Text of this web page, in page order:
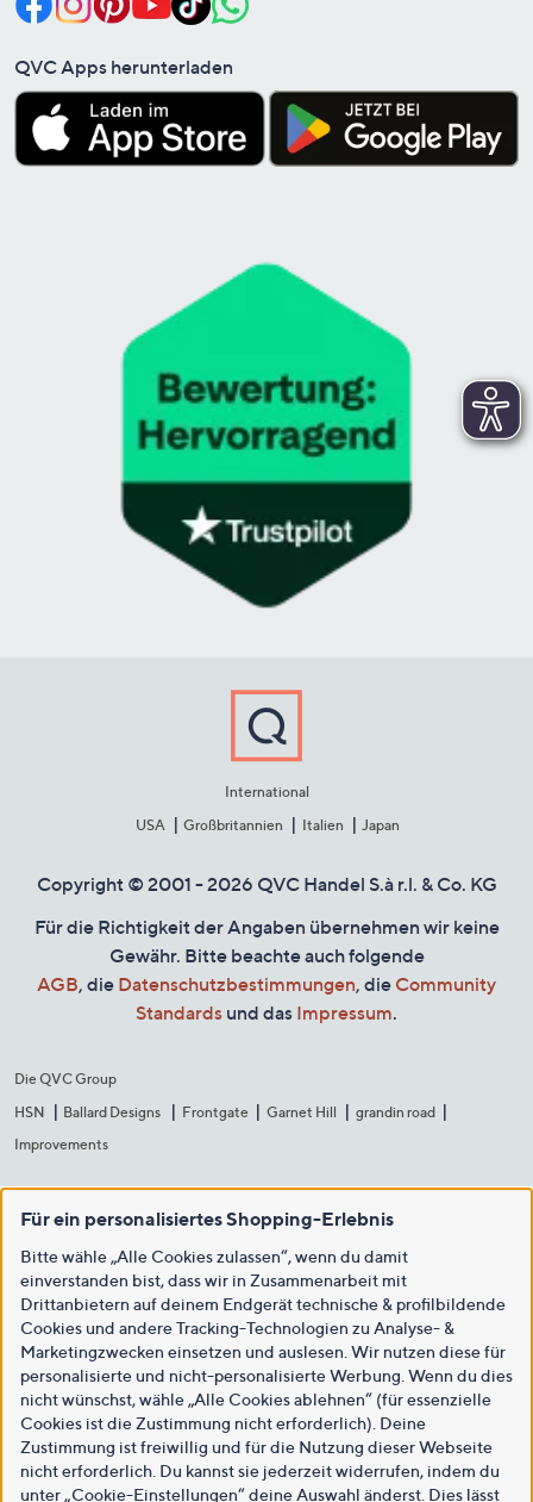
QVC Apps herunterladen
International
USA
Großbritannien Italien Japan
Copyright © 2001 - 2026 QVC Handel S.à r.l. & Co. KG
Für die Richtigkeit der Angaben übernehmen wir keine
Gewähr. Bitte beachte auch folgende
AGB, die Datenschutzbestimmungen, die Community
Standards und das Impressum.
Die QVC Group
HSN
Ballard Designs Frontgate Garnet Hill
grandin road
Improvements
Für ein personalisiertes Shopping-Erlebnis
Bitte wähle „Alle Cookies zulassen“, wenn du damit
einverstanden bist, dass wir in Zusammenarbeit mit
Drittanbietern auf deinem Endgerät technische & profilbildende
Cookies und andere Tracking-Technologien zu Analyse- &
Marketingzwecken einsetzen und auslesen. Wir nutzen diese für
personalisierte und nicht-personalisierte Werbung. Wenn du dies
nicht wünschst, wähle „Alle Cookies ablehnen“ (für essenzielle
Cookies ist die Zustimmung nicht erforderlich). Deine
Zustimmung ist freiwillig und für die Nutzung dieser Webseite
nicht erforderlich. Du kannst sie jederzeit widerrufen, indem du
unter „Cookie-Einstellungen“ deine Auswahl änderst. Dies lässt